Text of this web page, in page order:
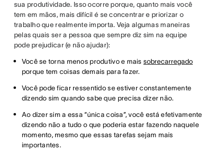
sua produtividade. Isso ocorre porque, quanto mais você
tem em mãos, mais difícil é se concentrar e priorizar o
trabalho que realmente importa. Veja algumas maneiras
pelas quais ser a pessoa que sempre diz sim na equipe
pode prejudicar (e não ajudar):
Você se torna menos produtivo e maissobrecarregado
porque tem coisas demais para fazer.
Você pode ficar ressentido se estiver constantemente
dizendo sim quando sabe que precisa dizer não.
Ao dizer sim a essa “única coisa”, você está efetivamente
dizendo não a tudo o que poderia estar fazendo naquele
momento, mesmo que essas tarefas sejam mais
importantes.